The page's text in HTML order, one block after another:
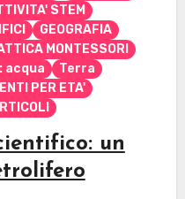
STEM
GEOGRAFIA
MONTESSORI
acqua
Terra
PER ETA'
un